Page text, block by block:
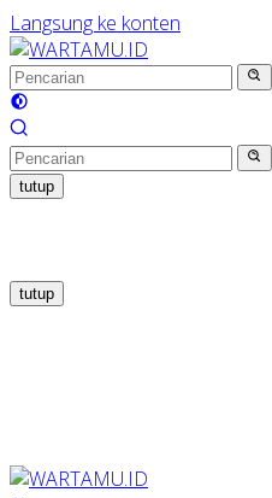
Langsung ke konten
tutup
tutup